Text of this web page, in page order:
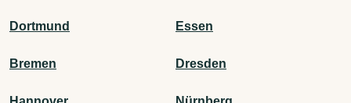
Dortmund Essen
Bremen Dresden